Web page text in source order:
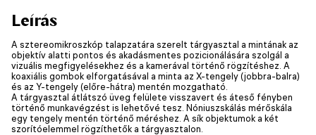
Leírás
A sztereomikroszkóp talapzatára szerelt tárgyasztal a mintának az
objektív alatti pontos és akadásmentes pozicionálására szolgál a
vizuális megfigyelésekhez és a kamerával történő rögzítéshez. A
koaxiális gombok elforgatásával a minta az X-tengely (jobbra-balra)
és az Y-tengely (előre-hátra) mentén mozgatható.
A tárgyasztal átlátszó üveg felülete visszavert és áteső fényben
történő munkavégzést is lehetővé tesz. Nóniuszskálás mérőskála
egy tengely mentén történő méréshez. A sík objektumok a két
szorítóelemmel rögzíthetők a tárgyasztalon.